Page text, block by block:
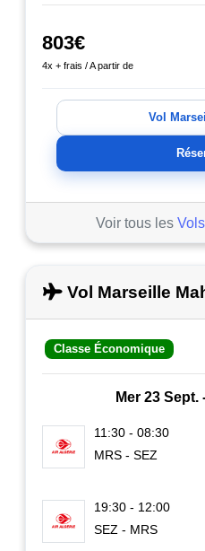
803€
4x + frais / A partir de
Vol
Voir tous les
Vol Marseille
Classe Économique
Mer 23 Sept.
11:30 - 08:30
MRS - SEZ
19:30 - 12:00
SEZ - MRS